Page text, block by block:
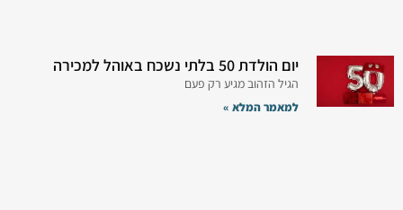
יום הולדת 50 בלתי נשכח באוהל למכירה
הגיל הזהוב מגיע רק פעם
למאמר המלא »